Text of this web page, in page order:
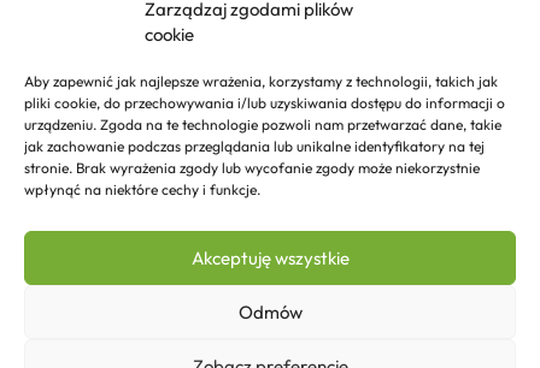
Zarządzaj zgodami plików
cookie
Aby zapewnić jak najlepsze wrażenia, korzystamy z technologii, takich jak
pliki cookie, do przechowywania i/lub uzyskiwania dostępu do informacji o
urządzeniu. Zgoda na te technologie pozwoli nam przetwarzać dane, takie
jak zachowanie podczas przeglądania lub unikalne identyfikatory na tej
stronie. Brak wyrażenia zgody lub wycofanie zgody może niekorzystnie
wpłynąć na niektóre cechy i funkcje.
Akceptuję wszystkie
Odmów
Realizacja zamówień
Formy płatności
Kontakt